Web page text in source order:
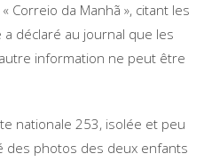
Correio da Manhã », citant les
déclaré au journal que les
information ne peut être
nationale 253, isolée et peu
des photos des deux enfants